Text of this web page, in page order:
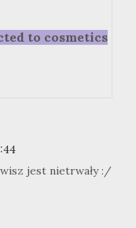
to cosmetics
jest nietrwały :/